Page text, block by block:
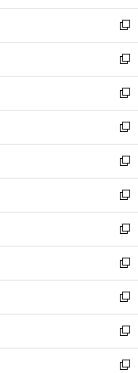
開
く
ウ
で
開
く
ン
ド
ウ
で
開
く
ウ
ィ
ン
ド
ウ
で
開
く
新
し
い
ウ
ィ
ン
ド
ウ
で
開
く
新
し
い
ウ
ィ
ン
ド
ウ
で
開
く
新
し
い
ウ
ィ
ン
ド
ウ
で
開
く
新
し
い
ウ
ィ
ン
ド
ウ
で
開
く
新
し
い
ウ
ィ
ン
ド
ウ
で
開
く
新
し
い
ウ
ィ
ン
ド
ウ
で
開
く
新
し
い
ウ
ィ
ン
ド
ウ
で
新
し
い
ウ
ィ
ン
ド
新
し
い
ウ
ィ
新
し
い
新